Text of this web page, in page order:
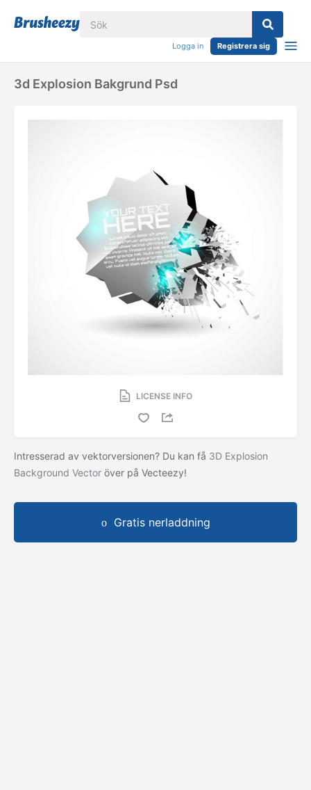
Logga in Registrera sig
3d Explosion Bakgrund Psd
LICENSE INFO
Intresserad av vektorversionen? Du kan få 3D Explosion
Background Vector över på Vecteezy!
Gratis nerladdning